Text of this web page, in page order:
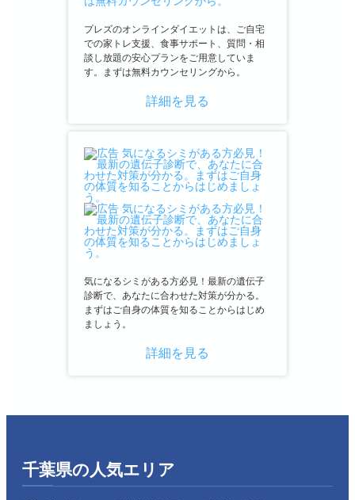
プレズのオンラインダイエットは、ご自宅
での家トレ支援、食事サポート、質問・相
談し放題の安心プランをご用意していま
す。まずは無料カウンセリングから。
詳細を見る
気になるシミがある方必見！最新の遺伝子
診断で、あなたに合わせた対策が分かる。
まずはご自身の体質を知ることからはじめ
ましょう。
詳細を見る
千葉県の人気エリア